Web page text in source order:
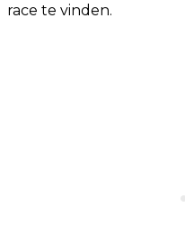
race te vinden.